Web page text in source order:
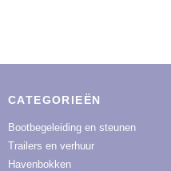
CATEGORIEËN
Bootbegeleiding en steunen
Trailers en verhuur
Havenbokken